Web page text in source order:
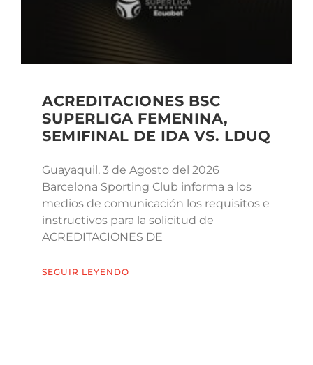
ACREDITACIONES BSC
SUPERLIGA FEMENINA,
SEMIFINAL DE IDA VS. LDUQ
Guayaquil, 3 de Agosto del 2026
Barcelona Sporting Club informa a los
medios de comunicación los requisitos e
instructivos para la solicitud de
ACREDITACIONES DE
SEGUIR LEYENDO